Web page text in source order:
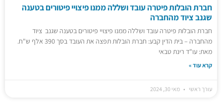
חברת הובלות פיטרה עובד ושללה ממנו פיצויי פיטורים בטענה
שגנב ציוד מהחברה
חברת הובלות פיטרה עובד ושללה ממנו פיצויי פיטורים בטענה שגנב ציוד
מהחברה – בית הדין קבע: חברת הובלות תפצה את העובד בסך 390 אלף ש"ח.
מאת: עו"ד רינת טבאי
קרא עוד »
עורך ראשי מאי 30, 2024